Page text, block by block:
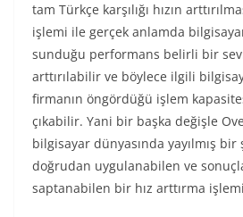
tam Türkçe karşılığı hızın
işlemi ile gerçek anlamda
sunduğu performans belirli bir
arttırılabilir ve böylece ilgili
firmanın öngördüğü işlem
çıkabilir. Yani bir başka değişle
bilgisayar dünyasında yayılmış
doğrudan uygulanabilen ve
saptanabilen bir hız arttırma